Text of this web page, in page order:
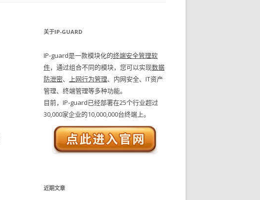
关于IP-GUARD
IP-guard是一款模块化的终端安全管理软
件，通过组合不同的模块，您可以实现数据
防泄密、 上网行为管理、内网安全、IT资产
管理、终端管理等多种功能。
目前，IP-guard已经部署在25个行业超过
30,000家企业的10,000,000台终端上。
近期文章